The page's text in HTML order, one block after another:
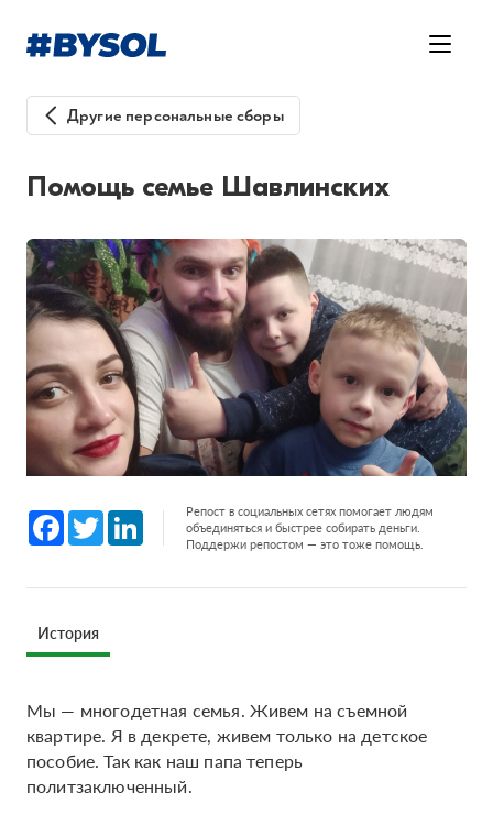
Другие персональные сборы
Помощь семье Шавлинских
Facebook
Twitter LinkedInРепост в социальных сетях помогает людям
объединяться и быстрее собирать деньги.
Поддержи репостом — это тоже помощь.
История
Мы — многодетная семья. Живем на съемной
квартире. Я в декрете, живем только на детское
пособие. Так как наш папа теперь
политзаключенный.